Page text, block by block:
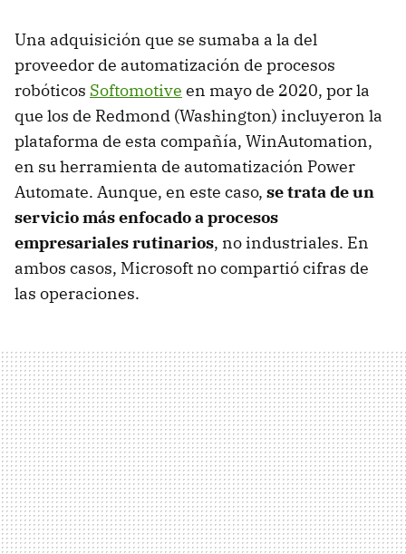
Una adquisición que se sumaba a la del
proveedor de automatización de procesos
robóticos Softomotive en mayo de 2020, por la
que los de Redmond (Washington) incluyeron la
plataforma de esta compañía, WinAutomation,
en su herramienta de automatización Power
Automate. Aunque, en este caso, se trata de un
servicio más enfocado a procesos
empresariales rutinarios, no industriales. En
ambos casos, Microsoft no compartió cifras de
las operaciones.